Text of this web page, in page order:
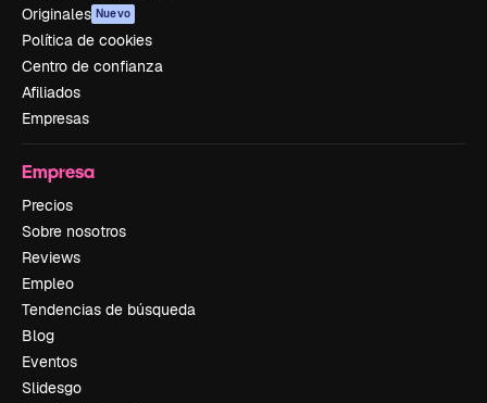
Originales Nuevo
Política de cookies
Centro de confianza
Afiliados
Empresas
Empresa
Precios
Sobre nosotros
Reviews
Empleo
Tendencias de búsqueda
Blog
Eventos
Slidesgo